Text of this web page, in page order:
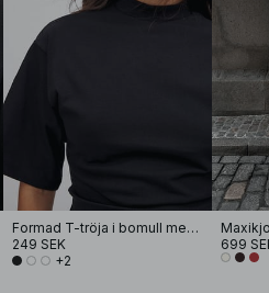
Formad T-tröja i bomull med trattkrage
249 SEK
+2
699